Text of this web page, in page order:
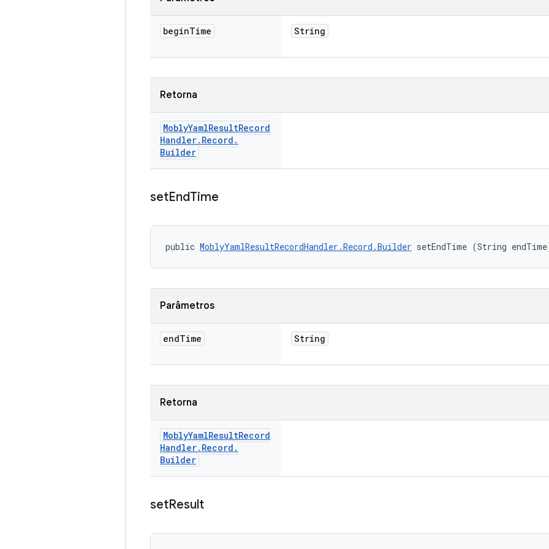
beginTime String
Retorna
MoblyYamlResultRecord
Handler. Record .
Builder
setEndTime
public MoblyYamlResultRecordHandler.Record.Builder setEndTime (String
Parâmetros
endTime String
Retorna
MoblyYamlResultRecord
Handler. Record .
Builder
setResult